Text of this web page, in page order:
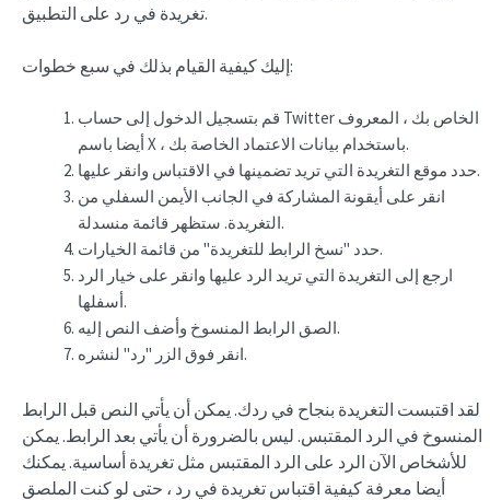
تغريدة في ردعلى التطبيق.
إليك كيفية القيام بذلك في سبع خطوات:
قم بتسجيل الدخول إلى حساب Twitter الخاص بك ، المعروف
أيضا باسم X ، باستخدام بيانات الاعتماد الخاصة بك.
حدد موقع التغريدة التي تريد تضمينها في الاقتباس وانقر عليها.
انقر على أيقونة المشاركة في الجانب الأيمن السفلي من
التغريدة. ستظهر قائمة منسدلة.
حدد "نسخ الرابط للتغريدة" من قائمة الخيارات.
ارجع إلى التغريدة التي تريد الرد عليها وانقر على خيار الرد
أسفلها.
الصق الرابط المنسوخ وأضف النص إليه.
انقر فوق الزر "رد" لنشره.
لقد اقتبست التغريدة بنجاح في ردك. يمكن أن يأتي النص قبل الرابط
المنسوخ في الرد المقتبس. ليس بالضرورة أن يأتي بعد الرابط. يمكن
للأشخاص الآن الرد على الرد المقتبس مثل تغريدة أساسية. يمكنك
أيضا معرفة كيفية اقتباس تغريدة في رد ، حتى لو كنت الملصق